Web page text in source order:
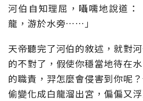
河伯自知理屈，囁嚅地說道：
龍，游於水旁……」
天帝聽完了河伯的敘述，就對
的不對了，假使你穩當地待在
的職責，羿怎麼會侵害到你呢
偷變化成白龍溜出宮，偏偏又